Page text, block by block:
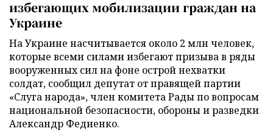
избегающих мобилизации граждан на
Украине
На Украине насчитывается около 2 млн человек,
которые всеми силами избегают призыва в ряды
вооруженных сил на фоне острой нехватки
солдат, сообщил депутат от правящей партии
«Слуга народа», член комитета Рады по вопросам
национальной безопасности, обороны и разведки
Александр Федиенко.